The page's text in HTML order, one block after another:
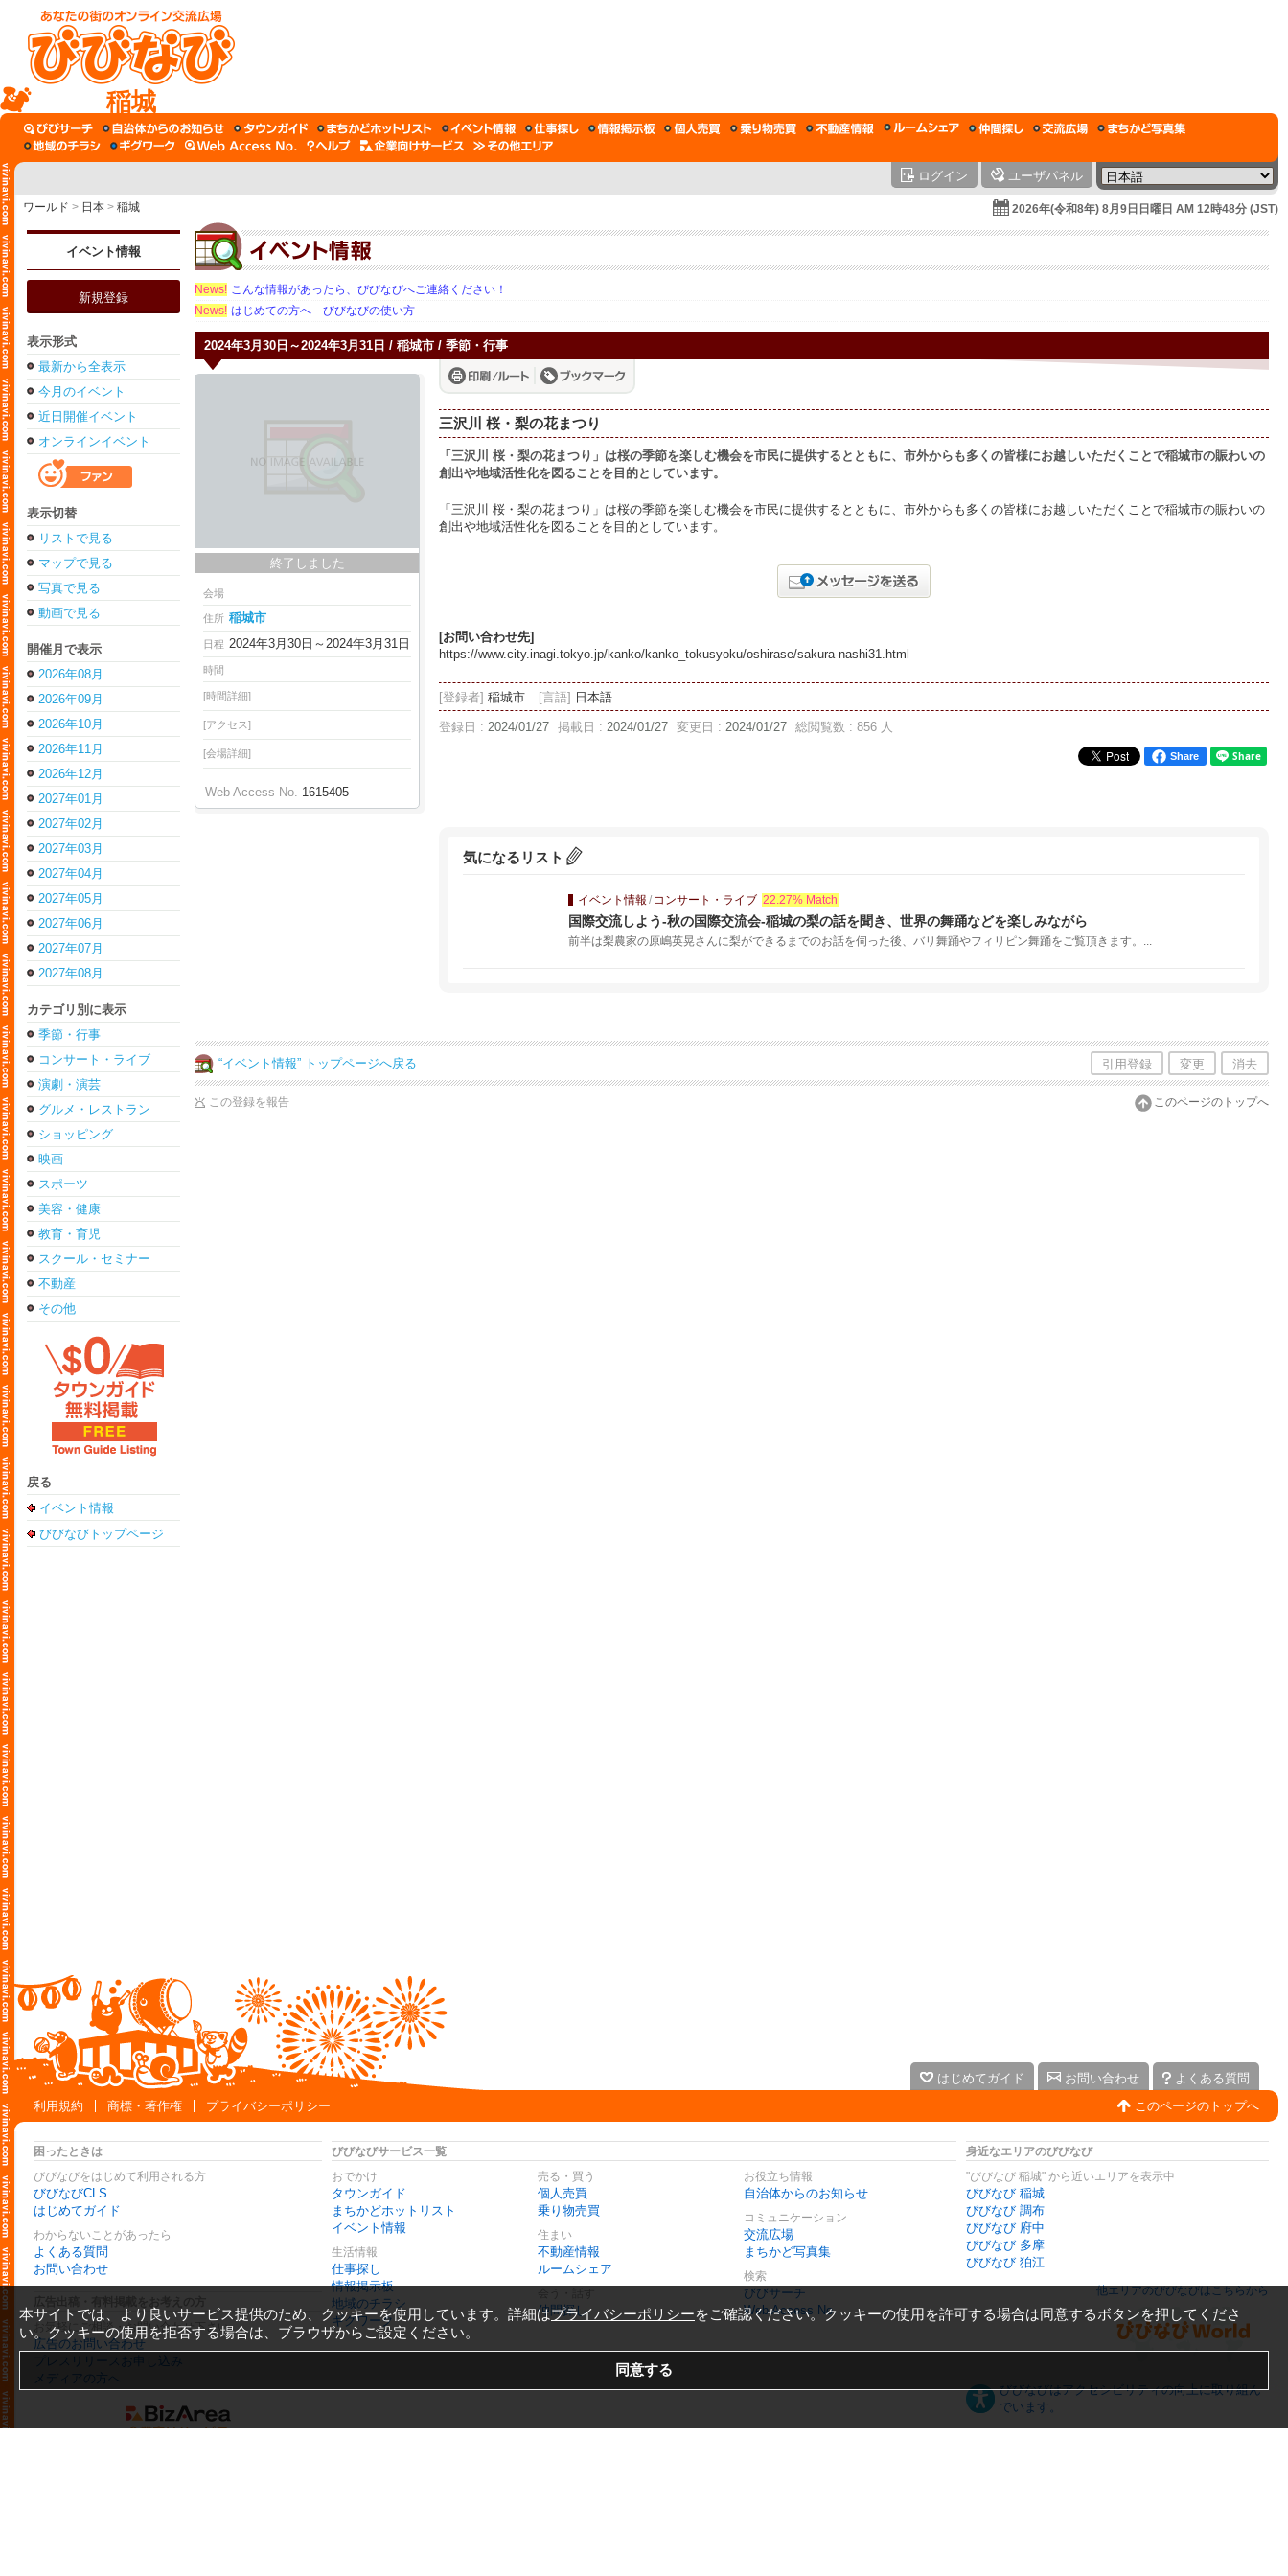
稲城
ログイン ユーザパネル
ワールド > 日本 > 稲城 2026年(令和8年) 8月9日日曜日 AM 12時48分 (JST)
イベント情報
新規登録
表示形式
最新から全表示
今月のイベント
近日開催イベント
オンラインイベント
表示切替
リストで見る
マップで見る
写真で見る
動画で見る
開催月で表示
2026年08月
2026年09月
2026年10月
2026年11月
2026年12月
2027年01月
2027年02月
2027年03月
2027年04月
2027年05月
2027年06月
2027年07月
2027年08月
カテゴリ別に表示
季節・行事
コンサート・ライブ
演劇・演芸
グルメ・レストラン
ショッピング
映画
スポーツ
美容・健康
教育・育児
スクール・セミナー
不動産
その他
戻る
イベント情報
びびなびトップページ
News! こんな情報があったら、びびなびへご連絡ください！
News! はじめての方へ びびなびの使い方
2024年3月30日～2024年3月31日 / 稲城市 / 季節・行事
終了しました
会場
住所 稲城市
日程 2024年3月30日～2024年3月31日
時間
[時間詳細]
[アクセス]
[会場詳細]
Web Access No. 1615405
三沢川 桜・梨の花まつり
「三沢川 桜・梨の花まつり」は桜の季節を楽しむ機会を市民に提供するとともに、市外からも多くの皆様にお越しいただくことで稲城市の賑わいの
創出や地域活性化を図ることを目的としています。
「三沢川 桜・梨の花まつり」は桜の季節を楽しむ機会を市民に提供するとともに、市外からも多くの皆様にお越しいただくことで稲城市の賑わいの
創出や地域活性化を図ることを目的としています。
[お問い合わせ先]
https://www.city.inagi.tokyo.jp/kanko/kanko_tokusyoku/oshirase/sakura-nashi31.html
[登録者] 稲城市 [言語] 日本語
登録日 : 2024/01/27 掲載日 : 2024/01/27 変更日 : 2024/01/27 総閲覧数 : 856 人
Share
気になるリスト
イベント情報 / コンサート・ライブ 22.27% Match
国際交流しよう-秋の国際交流会-稲城の梨の話を聞き、世界の舞踊などを楽しみながら
前半は梨農家の原嶋英晃さんに梨ができるまでのお話を伺った後、バリ舞踊やフィリピン舞踊をご覧頂きます。...
“イベント情報” トップページへ戻る 引用登録 変更 消去
この登録を報告 このページのトップへ
はじめてガイド お問い合わせ
よくある質問
利用規約
商標・著作権 プライバシーポリシー このページのトップへ
困ったときは
びびなびをはじめて利用される方
びびなびCLS
はじめてガイド
わからないことがあったら
よくある質問
お問い合わせ
お気軽にご相談・お問い合わせ下さい
広告のお問い合わせ
プレスリリースお申し込み
メディアの方へ
びびなびサービス一覧
おでかけ
タウンガイド
まちかどホットリスト
イベント情報
生活情報
仕事探し
情報掲示板
地域のチラシ
ギグワーク
売る・買う
個人売買
乗り物売買
住まい
不動産情報
ルームシェア
仲間探し
お役立ち情報
自治体からのお知らせ
コミュニケーション
交流広場
まちかど写真集
検索
びびサーチ
Web Access No.
身近なエリアのびびなび
"びびなび 稲城" から近いエリアを表示中
びびなび 稲城
びびなび 調布
びびなび 府中
びびなび 多摩
びびなび 狛江
他エリアのびびなびはこちらから
びびなびはアクセシビリティの向上に取り組ん
でいます。
本サイトでは、より良いサービス提供のため、クッキーを使用しています。詳細はプライバシーポリシーをご確認ください。クッキーの使用を許可する場合は同意するボタンを押してくださ
い。クッキーの使用を拒否する場合は、ブラウザからご設定ください。